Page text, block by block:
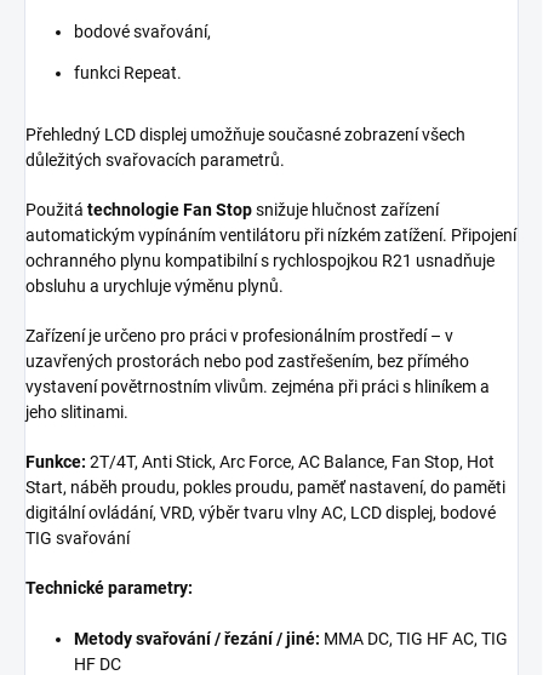
bodové svařování,
funkci Repeat.
Přehledný LCD displej umožňuje současné zobrazení všech
důležitých svařovacích parametrů.
Použitá technologie Fan Stopsnižuje hlučnost zařízení
automatickým vypínáním ventilátoru při nízkém zatížení. Připojení
ochranného plynu kompatibilní s rychlospojkou R21 usnadňuje
obsluhu a urychluje výměnu plynů.
Zařízení je určeno pro práci v profesionálním prostředí – v
uzavřených prostorách nebo pod zastřešením, bez přímého
vystavení povětrnostním vlivům. zejména při práci s hliníkem a
jeho slitinami.
Funkce: 2T/4T, Anti Stick, Arc Force, AC Balance, Fan Stop, Hot
Start, náběh proudu, pokles proudu, paměť nastavení, do paměti
digitální ovládání, VRD, výběr tvaru vlny AC, LCD displej, bodové
TIG svařování
Technické parametry:
Metody svařování / řezání / jiné: MMA DC, TIG HF AC, TIG
HF DC